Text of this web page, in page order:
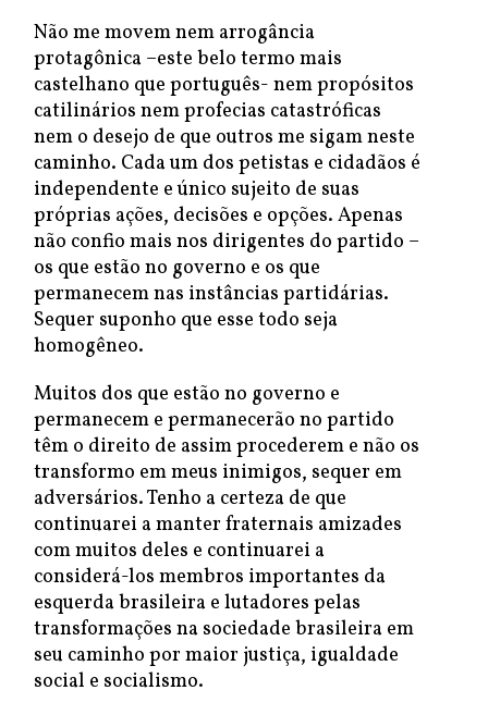
Não me movem nem arrogância
protagônica –este belo termo mais
castelhano que português- nem propósitos
catilinários nem profecias catastróficas
nem o desejo de que outros me sigam neste
caminho. Cada um dos petistas e cidadãos é
independente e único sujeito de suas
próprias ações, decisões e opções. Apenas
não confio mais nos dirigentes do partido –
os que estão no governo e os que
permanecem nas instâncias partidárias.
Sequer suponho que esse todo seja
homogêneo.
Muitos dos que estão no governo e
permanecem e permanecerão no partido
têm o direito de assim procederem e não os
transformo em meus inimigos, sequer em
adversários. Tenho a certeza de que
continuarei a manter fraternais amizades
com muitos deles e continuarei a
considerá-los membros importantes da
esquerda brasileira e lutadores pelas
transformações na sociedade brasileira em
seu caminho por maior justiça, igualdade
social e socialismo.